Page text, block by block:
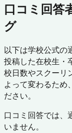
口コミ回答
グ
以下は学校公式の
投稿した在校生・
校日数やスクーリ
よって変わるため
ださい。
口コミ回答では、
いません。